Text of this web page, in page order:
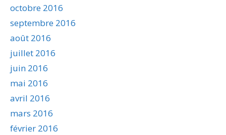
octobre 2016
septembre 2016
août 2016
juillet 2016
juin 2016
mai 2016
avril 2016
mars 2016
février 2016